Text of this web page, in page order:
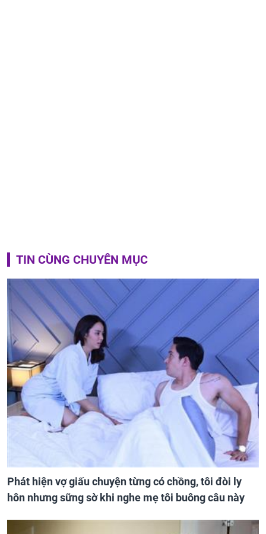
TIN CÙNG CHUYÊN MỤC
Phát hiện vợ giấu chuyện từng có chồng, tôi đòi ly
hôn nhưng sững sờ khi nghe mẹ tôi buông câu này